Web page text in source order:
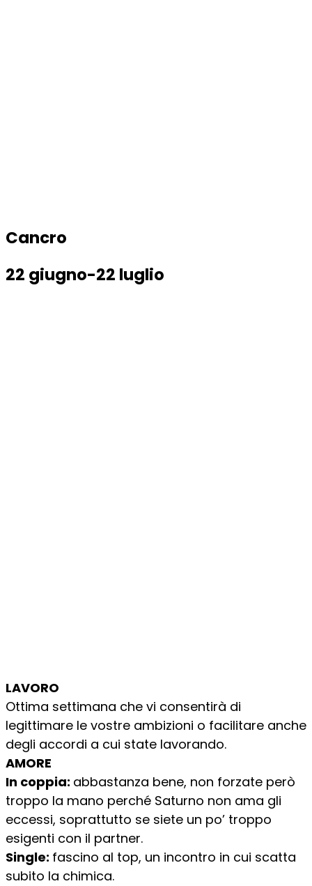
Cancro
22 giugno-22 luglio
LAVORO
Ottima settimana che vi consentirà di
legittimare le vostre ambizioni o facilitare anche
degli accordi a cui state lavorando.
AMORE
In coppia: abbastanza bene, non forzate però
troppo la mano perché Saturno non ama gli
eccessi, soprattutto se siete un po’ troppo
esigenti con il partner.
Single: fascino al top, un incontro in cui scatta
subito la chimica.